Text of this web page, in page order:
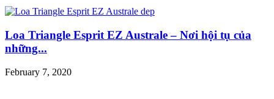
Loa Triangle Esprit EZ Australe – Nơi hội tụ của
những...
February 7, 2020